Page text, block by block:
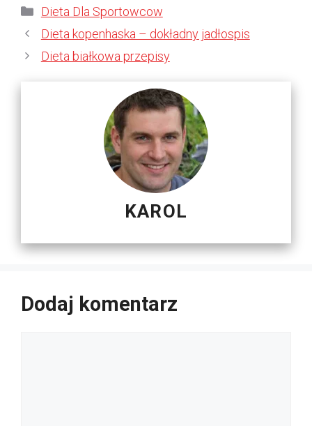
Kategorie
Dieta Dla Sportowcow
Dieta kopenhaska – dokładny jadłospis
Dieta białkowa przepisy
KAROL
Dodaj komentarz